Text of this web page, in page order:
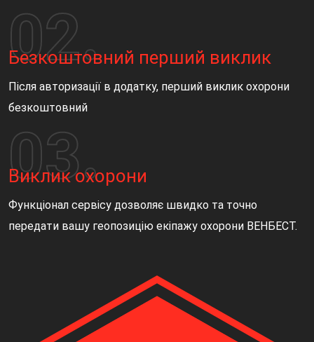
Безкоштовний перший виклик
Після авторизації в додатку, перший виклик охорони
безкоштовний
Виклик охорони
Функціонал сервісу дозволяє швидко та точно
передати вашу геопозицію екіпажу охорони ВЕНБЕСТ.